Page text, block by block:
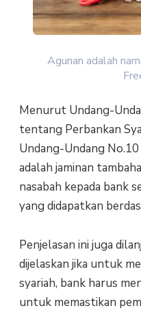
Agunan adalah
Menurut Undang-
tentang Perbankan
Undang-Undang
adalah jaminan
nasabah kepada bank
yang didapatkan
Penjelasan ini juga
dijelaskan jika untuk
syariah, bank harus
untuk memastikan